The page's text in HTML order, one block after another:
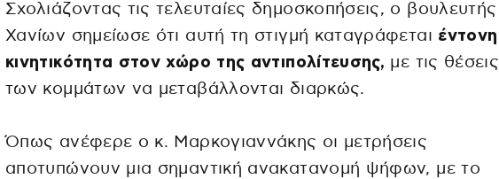
Σχολιάζοντας τις τελευταίες δημοσκοπήσεις, ο βουλευτής
Χανίων σημείωσε ότι αυτή τη στιγμή καταγράφεται έντονη
κινητικότητα στον χώρο της αντιπολίτευσης, με τις θέσεις
των κομμάτων να μεταβάλλονται διαρκώς.
Όπως ανέφερε ο κ. Μαρκογιαννάκης οι μετρήσεις
αποτυπώνουν μια σημαντική ανακατανομή ψήφων, με το